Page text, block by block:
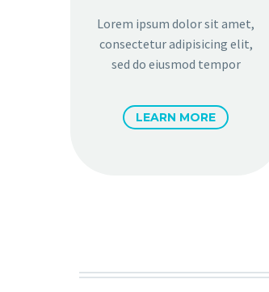
Lorem ipsum dolor sit amet,
consectetur adipisicing elit,
sed do eiusmod tempor
LEARN MORE